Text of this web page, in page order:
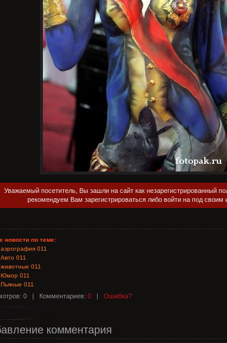
Уважаемый посетитель, Вы зашли на сайт как незарегистрированный
рекомендуем Вам зарегистрироваться либо войти на под своим
новости по теме:
аэрография 011
Авто 011
животные 011
Юмор 011
Пьяные 011
0 | Комментариев: 0 | Ошибка?
комментария